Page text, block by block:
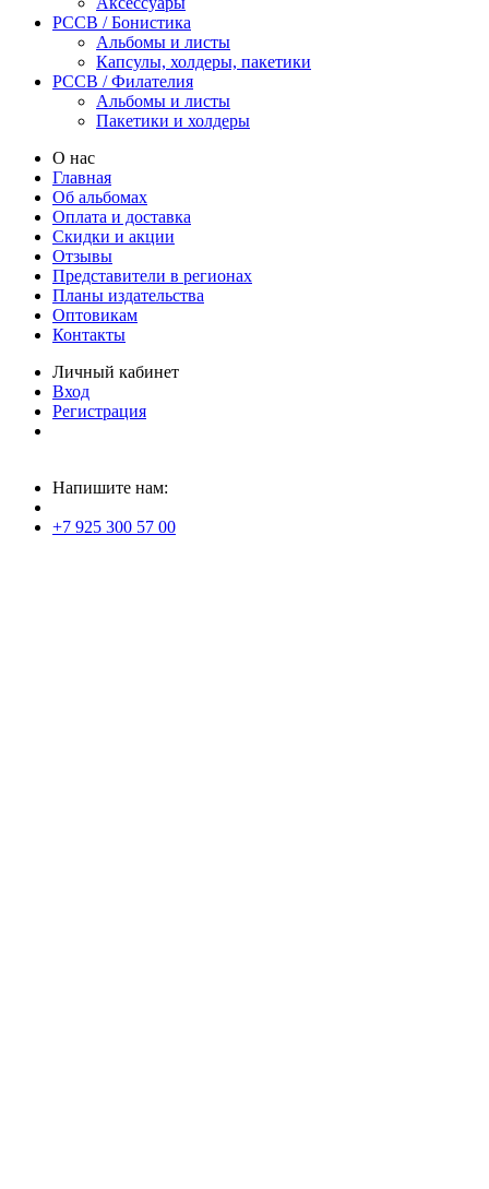
PCCB / Бонистика
Альбомы и листы
Капсулы, холдеры, пакетики
PCCB / Филателия
Альбомы и листы
Пакетики и холдеры
О нас
Главная
Об альбомах
Оплата и доставка
Скидки и акции
Отзывы
Представители в регионах
Планы издательства
Оптовикам
Контакты
Личный кабинет
Вход
Регистрация
Напишите нам:
+7 925 300 57 00